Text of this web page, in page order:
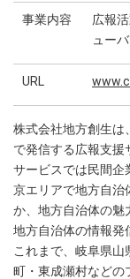
事業内容
広報
ュー
URL
株式会社地方創生は
で発信する広報支援
サービスでは民間企
京エリアで地方自治
か、地方自治体の魅
地方自治体の情報発
これまで、岐阜県
町・東成瀬村などの